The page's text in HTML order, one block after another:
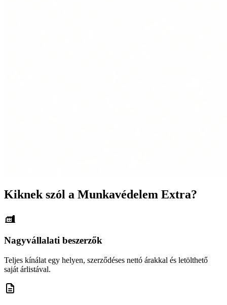
Kiknek szól a Munkavédelem Extra?
Nagyvállalati beszerzők
Teljes kínálat egy helyen, szerződéses nettó árakkal és letölthető
saját árlistával.